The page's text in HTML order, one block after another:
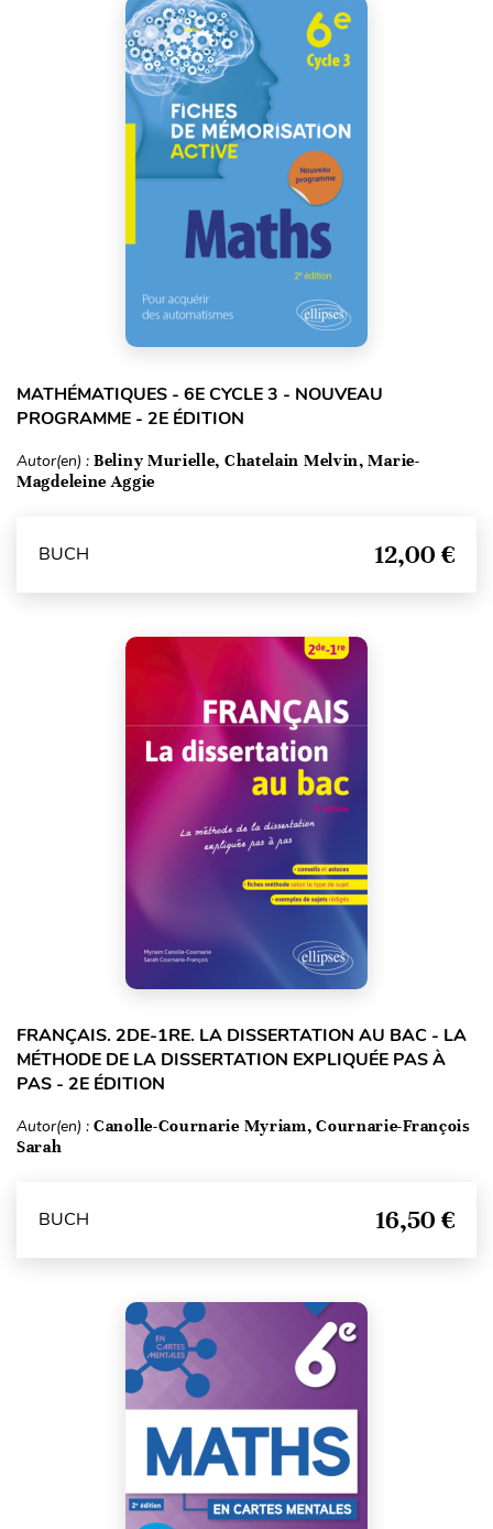
MATHÉMATIQUES - 6E CYCLE 3 - NOUVEAU
PROGRAMME - 2E ÉDITION
Autor(en) : Beliny Murielle, Chatelain Melvin, Marie-
Magdeleine Aggie
BUCH 12,00 €
FRANÇAIS. 2DE-1RE. LA DISSERTATION AU BAC - LA
MÉTHODE DE LA DISSERTATION EXPLIQUÉE PAS À
PAS - 2E ÉDITION
Autor(en) : Canolle-Cournarie Myriam, Cournarie-François
Sarah
BUCH 16,50 €